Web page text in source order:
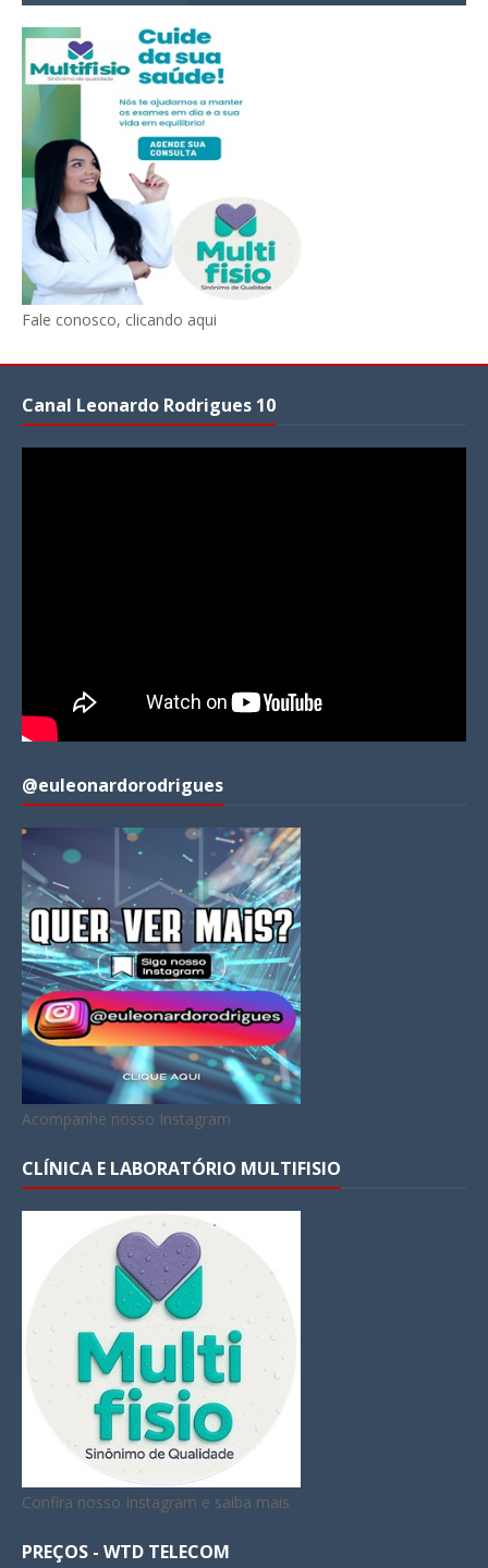
Fale conosco, clicando aqui
Canal Leonardo Rodrigues 10
@euleonardorodrigues
Acompanhe nosso Instagram
CLÍNICA E LABORATÓRIO MULTIFISIO
Confira nosso Instagram e saiba mais
PREÇOS - WTD TELECOM